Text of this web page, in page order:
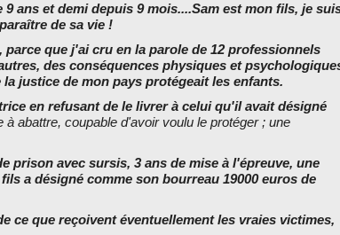
ans et demi depuis 9 mois....Sam est mon fils, je
de sa vie !
parce que j'ai cru en la parole de 12 professionnels
des conséquences physiques et
justice de mon pays protégeait les enfants.
en refusant de le livrer à celui qu'il avait désigné
abattre, coupable d'avoir voulu le protéger ; une
prison avec sursis, 3 ans de mise à l'épreuve, une
a désigné comme son bourreau 19000 euros de
ce que reçoivent éventuellement les vraies victimes,